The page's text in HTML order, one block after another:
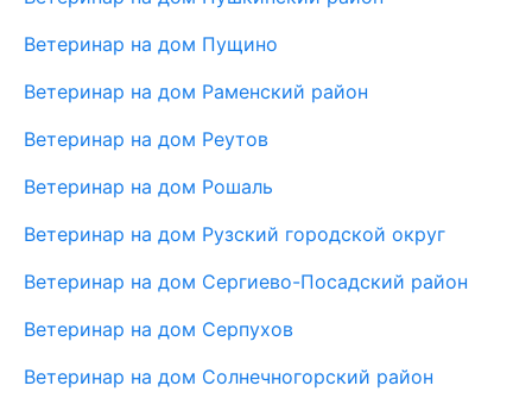
Ветеринар на дом Пущино
Ветеринар на дом Раменский район
Ветеринар на дом Реутов
Ветеринар на дом Рошаль
Ветеринар на дом Рузский городской округ
Ветеринар на дом Сергиево-Посадский район
Ветеринар на дом Серпухов
Ветеринар на дом Солнечногорский район